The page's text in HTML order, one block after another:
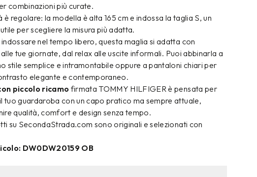
combinazioni più curate.
è regolare: la modella è alta 165 cm e indossa la taglia S, un
per scegliere la misura più adatta.
nel tempo libero, questa maglia si adatta con
tue giornate, dal relax alle uscite informali. Puoi abbinarla a
stile semplice e intramontabile oppure a pantaloni chiari per
elegante e contemporaneo.
piccolo ricamo firmata TOMMY HILFIGER è pensata per
tuo guardaroba con un capo pratico ma sempre attuale,
qualità, comfort e design senza tempo.
su SecondaStrada.com sono originali e selezionati con
DW0DW20159 OB